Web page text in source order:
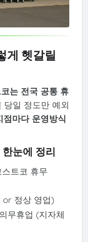
게 헷갈릴
는 전국 공통 휴
일 정도만 예외
점마다 운영방식
눈에 정리
트코 휴무
or 정상 영업)
무휴업 (지자체